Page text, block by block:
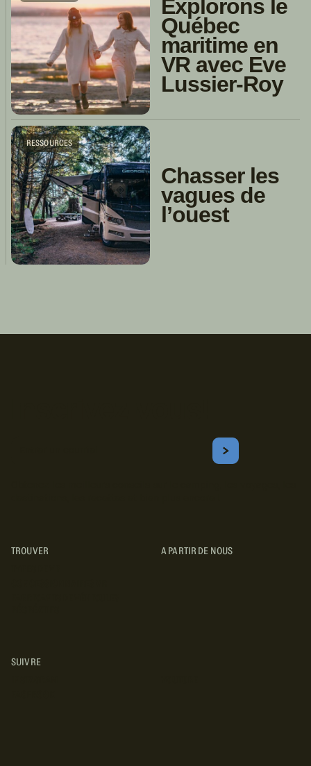
Explorons le
Québec
maritime en
VR avec Eve
Lussier-Roy
RESSOURCES
Chasser les
vagues de
l’ouest
S'ABONNER
SUIVRE
TROUVER
A PARTIR DE NOUS